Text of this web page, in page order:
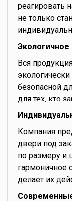
реагировать
не только
Вся
безопасной
для тех, кто
Компания
двери под
по размеру и
гармоничное
делает их